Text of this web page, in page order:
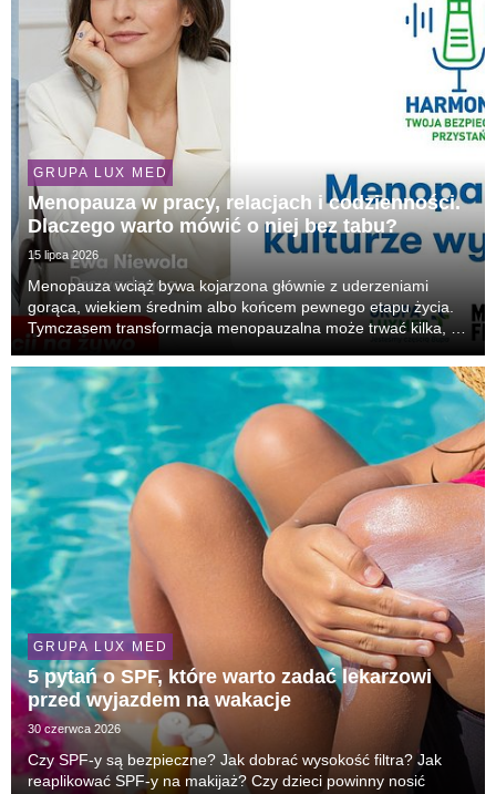
GRUPA LUX MED
Menopauza w pracy, relacjach i codzienności.
Dlaczego warto mówić o niej bez tabu?
15 lipca 2026
Menopauza wciąż bywa kojarzona głównie z uderzeniami
gorąca, wiekiem średnim albo końcem pewnego etapu życia.
Tymczasem transformacja menopauzalna może trwać kilka, a
relacje, seksualność, pracę oraz poczucie spr...
GRUPA LUX MED
5 pytań o SPF, które warto zadać lekarzowi
przed wyjazdem na wakacje
30 czerwca 2026
Czy SPF-y są bezpieczne? Jak dobrać wysokość filtra? Jak
reaplikować SPF-y na makijaż? Czy dzieci powinny nosić